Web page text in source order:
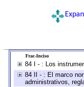
Frac-Inciso
84 I - : Los
84 II - : El marco
administrativos,